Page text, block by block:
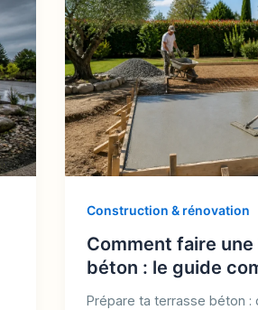
Construction & rénovation
Comment faire
béton : le guide
Prépare ta terrasse béton :